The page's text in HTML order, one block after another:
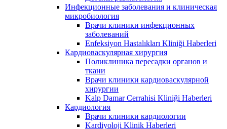
Инфекционные заболевания и клиническая
микробиология
Врачи клиники инфекционных
заболеваний
Enfeksiyon Hastalıkları Kliniği Haberleri
Кардиоваскулярная хирургия
Поликлиника пересадки органов и
ткани
Врачи клиники кардиоваскулярной
хирургии
Kalp Damar Cerrahisi Kliniği Haberleri
Кардиология
Врачи клиники кардиологии
Kardiyoloji Klinik Haberleri